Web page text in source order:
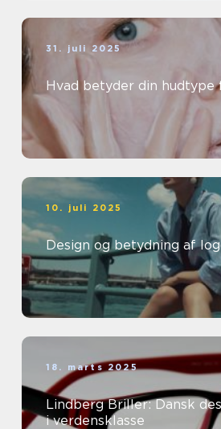
31. juli 2025
Hvad betyder din hudtype
10. juli 2025
Design og betydning af
18. marts 2025
Lindberg Briller: Dansk
i verdensklasse